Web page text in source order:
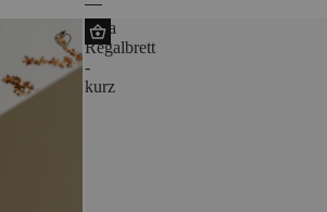
Lina
Regalbrett
-
kurz